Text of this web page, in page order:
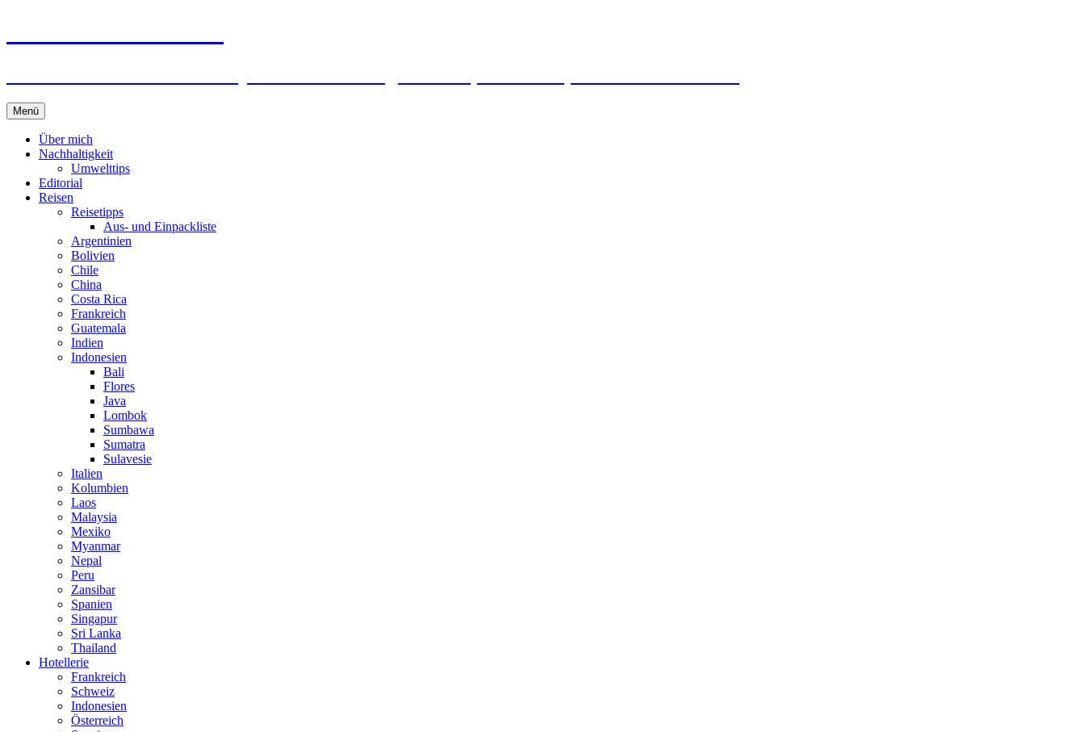
Menü Springe
zum
Inhalt
Über mich
Nachhaltigkeit
Umwelttips
Editorial
Reisen
Reisetipps
Aus- und Einpackliste
Argentinien
Bolivien
Chile
China
Costa Rica
Frankreich
Guatemala
Indien
Indonesien
Bali
Flores
Java
Lombok
Sumbawa
Sumatra
Sulavesie
Italien
Kolumbien
Laos
Malaysia
Mexiko
Myanmar
Nepal
Peru
Zansibar
Spanien
Singapur
Sri Lanka
Thailand
Hotellerie
Frankreich
Schweiz
Indonesien
Österreich